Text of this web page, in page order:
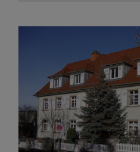
Fassadengestaltung